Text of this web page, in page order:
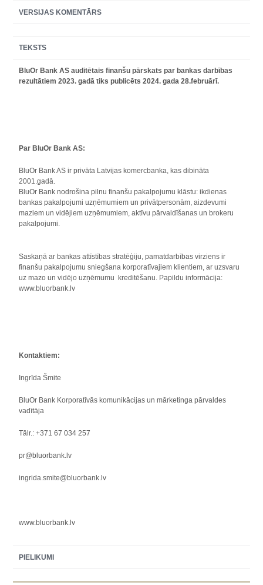
VERSIJAS KOMENTĀRS
TEKSTS
BluOr Bank AS auditētais finanšu pārskats par bankas darbības
rezultātiem 2023. gadā tiks publicēts 2024. gada 28.februārī.
Par BluOr Bank AS:
BluOr Bank AS ir privāta Latvijas komercbanka, kas dibināta
2001.gadā.
BluOr Bank nodrošina pilnu finanšu pakalpojumu klāstu: ikdienas
bankas pakalpojumi uzņēmumiem un privātpersonām, aizdevumi
maziem un vidējiem uzņēmumiem, aktīvu pārvaldīšanas un brokeru
pakalpojumi.
Saskaņā ar bankas attīstības stratēģiju, pamatdarbības virziens ir
finanšu pakalpojumu sniegšana korporatīvajiem klientiem, ar uzsvaru
uz mazo un vidējo uzņēmumu kreditēšanu. Papildu informācija:
www.bluorbank.lv
Kontaktiem:
Ingrīda Šmite
BluOr Bank Korporatīvās komunikācijas un mārketinga pārvaldes
vadītāja
Tālr.: +371 67 034 257
pr@bluorbank.lv
ingrida.smite@bluorbank.lv
www.bluorbank.lv
PIELIKUMI